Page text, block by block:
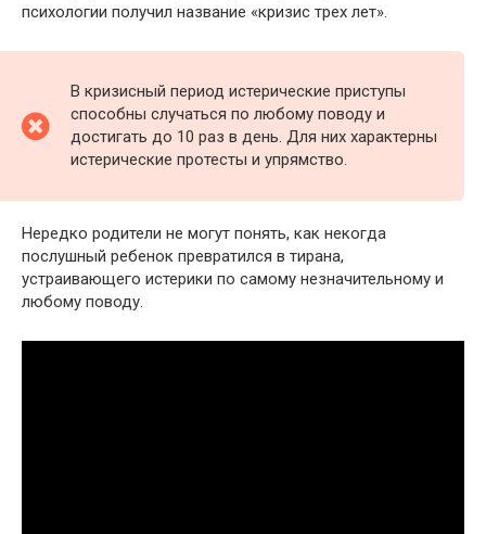
психологии получил название «кризис трех лет».
В кризисный период истерические приступы
способны случаться по любому поводу и
достигать до 10 раз в день. Для них характерны
истерические протесты и упрямство.
Нередко родители не могут понять, как некогда
послушный ребенок превратился в тирана,
устраивающего истерики по самому незначительному и
любому поводу.